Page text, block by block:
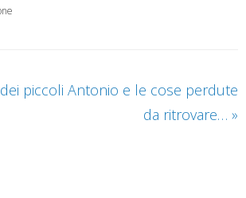
piccoli Antonio e le cose perdute
da ritrovare… »